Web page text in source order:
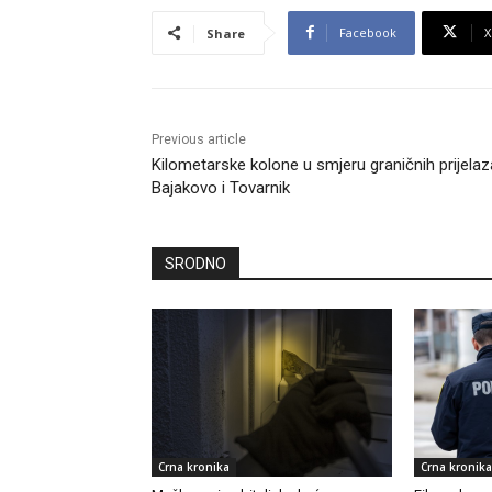
Share Facebook X
Previous article
Kilometarske kolone u smjeru graničnih
Bajakovo i Tovarnik
SRODNO
Crna kronika Crna kronika